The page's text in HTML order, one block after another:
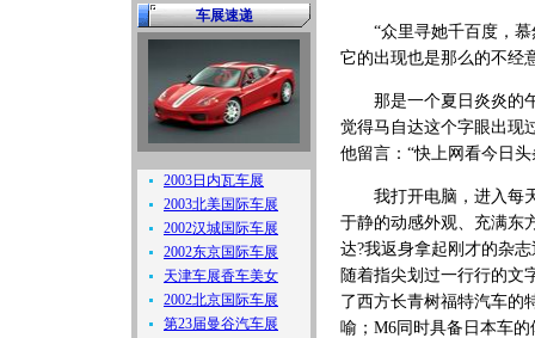
车展速递
2003日内瓦车展
2003北美国际车展
2002汉城国际车展
2002东京国际车展
天津车展香车美女
2002北京国际车展
第23届曼谷汽车展
“众里寻她千百度，慕
它的出现也是那么的不经
那是一个夏日炎炎的午
觉得马自达这个字眼出现
他留言：“快上网看今日头
我打开电脑，进入每天
于静的动感外观、充满东
达?我返身拿起刚才的杂
随着指尖划过一行行的文
了西方长青树福特汽车的
喻；M6同时具备日本车